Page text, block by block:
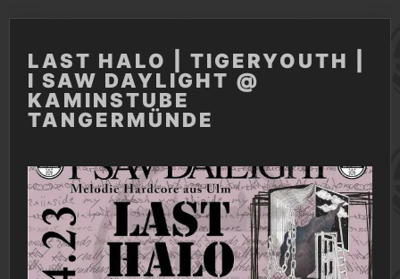
LAST HALO | TIGERYOUTH |
I SAW DAYLIGHT @
KAMINSTUBE
TANGERMÜNDE